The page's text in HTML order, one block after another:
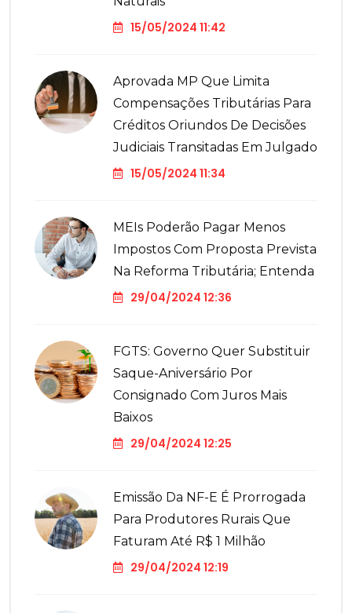
15/05/2024 11:42
Aprovada MP Que Limita
Compensações Tributárias Para
Créditos Oriundos De Decisões
Judiciais Transitadas Em Julgado
15/05/2024 11:34
MEIs Poderão Pagar Menos
Impostos Com Proposta Prevista
Na Reforma Tributária; Entenda
29/04/2024 12:36
FGTS: Governo Quer Substituir
Saque-Aniversário Por
Consignado Com Juros Mais
Baixos
29/04/2024 12:25
Emissão Da NF-E É Prorrogada
Para Produtores Rurais Que
Faturam Até R$ 1 Milhão
29/04/2024 12:19